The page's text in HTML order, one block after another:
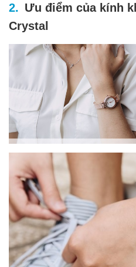
Ưu điểm của kính
Crystal